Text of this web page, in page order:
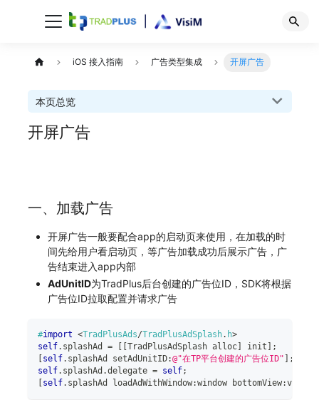
iOS 接入指南 广告类型集成 开屏广告
本页总览
开屏广告
一、加载广告
开屏广告一般要配合app的启动页来使用，在加载的时
间先给用户看启动页，等广告加载成功后展示广告，广
告结束进入app内部
AdUnitID为TradPlus后台创建的广告位ID，SDK将根据
广告位ID拉取配置并请求广告
#import <TradPlusAds/TradPlusAdSplash. h>
self. splashAd = [ [TradPlusAdSplash alloc] init ] ;
[self. splashAd setAdUnitID:@"在TP平台创建的广告位ID" ] ;
self. splashAd .delegate = self;
[self. splashAd loadAdWithWindow:window bottomView:view